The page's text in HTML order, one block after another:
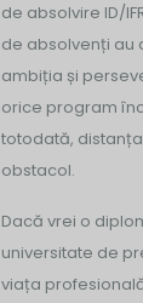
de absolvire ID/
de absolvenți au
ambiția și
orice program
totodată,
obstacol.
Dacă vrei o
universitate de
viața